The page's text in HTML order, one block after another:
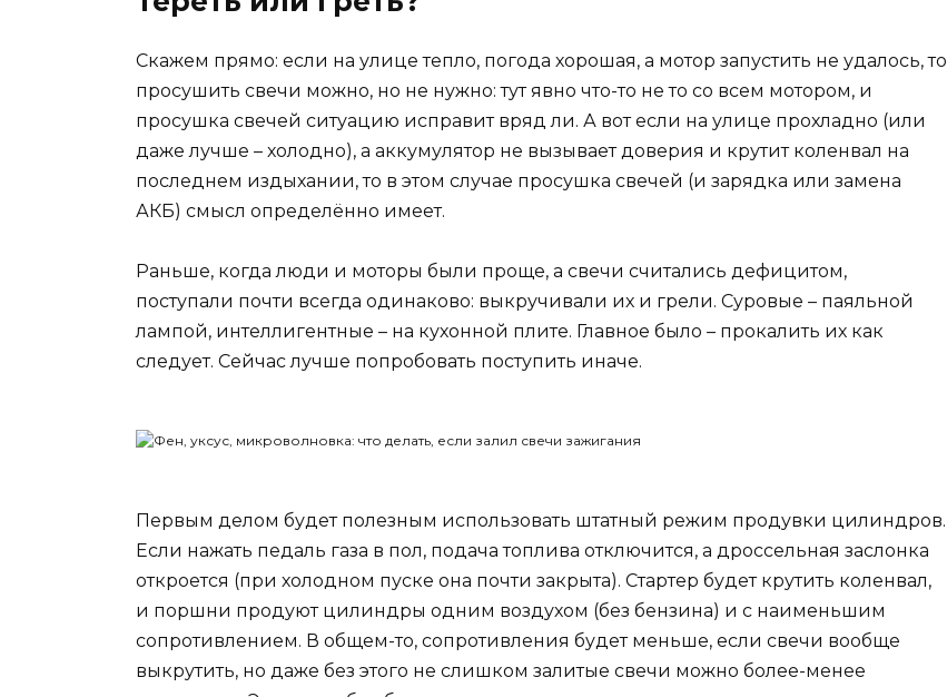
Скажем прямо: если на улице тепло, погода хорошая, а мотор запустить не удалось, то
просушить свечи можно, но не нужно: тут явно что-то не то со всем мотором, и
просушка свечей ситуацию исправит вряд ли. А вот если на улице прохладно (или
даже лучше – холодно), а аккумулятор не вызывает доверия и крутит коленвал на
последнем издыхании, то в этом случае просушка свечей (и зарядка или замена
АКБ) смысл определённо имеет.
Раньше, когда люди и моторы были проще, а свечи считались дефицитом,
поступали почти всегда одинаково: выкручивали их и грели. Суровые – паяльной
лампой, интеллигентные – на кухонной плите. Главное было – прокалить их как
следует. Сейчас лучше попробовать поступить иначе.
Первым делом будет полезным использовать штатный режим продувки цилиндров.
Если нажать педаль газа в пол, подача топлива отключится, а дроссельная заслонка
откроется (при холодном пуске она почти закрыта). Стартер будет крутить коленвал,
и поршни продуют цилиндры одним воздухом (без бензина) и с наименьшим
сопротивлением. В общем-то, сопротивления будет меньше, если свечи вообще
выкрутить, но даже без этого не слишком залитые свечи можно более-менее